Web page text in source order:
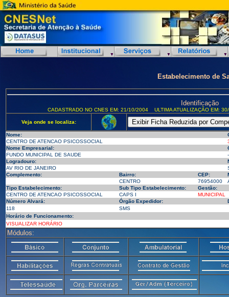
Estabelecimento de
Identificação
CADASTRADO NO CNES EM: 21/10/2004 ULTIMA ATUALIZAÇÃO EM:
Veja onde se localiza:
Nome:
CENTRO DE ATENCAO PSICOSSOCIAL
Nome Empresarial:
FUNDO MUNICIPAL DE SAUDE
Logradouro:
AV RIO DE JANEIRO
Complemento:
Bairro: CEP:
CENTRO
76954000
Tipo Estabelecimento:
Sub Tipo Estabelecimento:
Gestão:
CENTRO DE ATENCAO PSICOSSOCIAL
CAPS I
MUNICIPAL
Número Alvará:
Órgão Expedidor:
118
SMS
Horário de Funcionamento:
VISUALIZAR HORÁRIO
Módulos: